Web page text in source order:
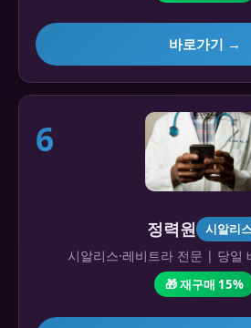
바로가기 →
6
정력원 시알리
시알리스·레비트라 전문 | 당일
🎁 재구매 15%